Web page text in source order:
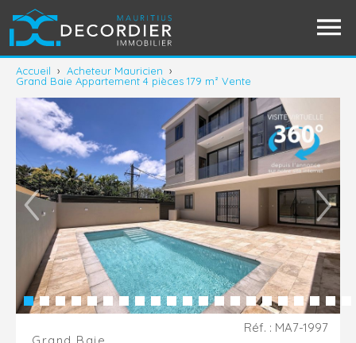
Accueil › Acheteur Mauricien ›
Grand Baie Appartement 4 pièces 179 m² Vente
Réf. : MA7-1997